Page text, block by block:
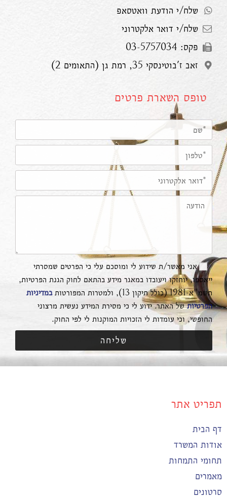
שלח/י הודעת וואטסאפ
שלח/י דואר אלקטרוני
פקס: 03-5757034
זאב ז'בוטינסקי 35, רמת גן (התאומים 2)
טופס השארת פרטים
אני מאשר/ת שידוע לי ומוסכם עלי כי הפרטים שמסרתי
ייאספו, יוחזקו ויעובדו במאגר מידע בהתאם לחוק הגנת הפרטיות,
תשמ"א-1981 (כולל תיקון 13), ולמטרות המפורטות
במדיניות
הפרטיותשל האתר. ידוע לי כי מסירת המידע נעשית מרצוני
החופשי, וכי עומדות לי הזכויות המוקנות לי לפי החוק.
שליחה
תפריט אתר
דף הבית
אודות המשרד
תחומי התמחות
מאמרים
סרטונים